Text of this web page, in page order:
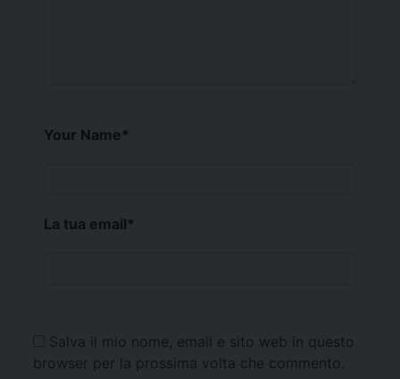
Your Name*
La tua email*
Salva il mio nome, email e sito web in questo
browser per la prossima volta che commento.